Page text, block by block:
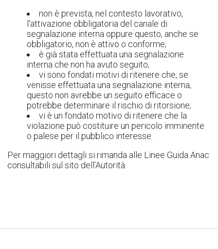
non è prevista, nel contesto lavorativo,
l'attivazione obbligatoria del canale di
segnalazione interna oppure questo, anche se
obbligatorio, non è attivo o conforme;
è già stata effettuata una segnalazione
interna che non ha avuto seguito;
vi sono fondati motivi di ritenere che, se
venisse effettuata una segnalazione interna,
questo non avrebbe un seguito efficace o
potrebbe determinare il rischio di ritorsione;
vi è un fondato motivo di ritenere che la
violazione può costituire un pericolo imminente
o palese per il pubblico interesse.
Per maggiori dettagli si rimanda alle Linee Guida Anac
consultabili sul sito dell’Autorità.